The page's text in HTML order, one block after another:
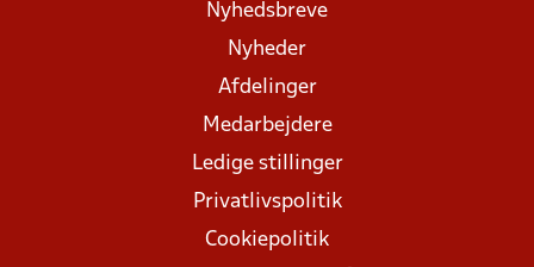
Nyhedsbreve
Nyheder
Afdelinger
Medarbejdere
Ledige stillinger
Privatlivspolitik
Cookiepolitik